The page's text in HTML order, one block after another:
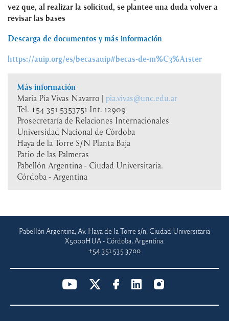
vez que, al realizar la solicitud, se plantee una duda volver a
revisar las bases
Descarga de documentos y más información
https://auip.org/es/becasauip#becas-de-m%C3%A1ster
Más información
María Pía Vivas Navarro | pia.vivas@unc.edu.ar
Tel. +54 351 5353751 Int. 12909
Prosecretaría de Relaciones Internacionales
Universidad Nacional de Córdoba
Haya de la Torre S/N Planta Baja
Patio de las Palmeras
Pabellón Argentina - Ciudad Universitaria.
Córdoba - Argentina
Pabellón Argentina, Av. Haya de la Torre s/n, Ciudad Universitaria
X5000HUA - Córdoba, Argentina.
+54 351 535 3700